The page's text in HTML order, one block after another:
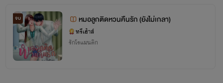
จบ หมอลูกติดหวนคืนรัก (ยังไม่เกลา)
ทรีเฮ้าส์
รักโรแมนติก